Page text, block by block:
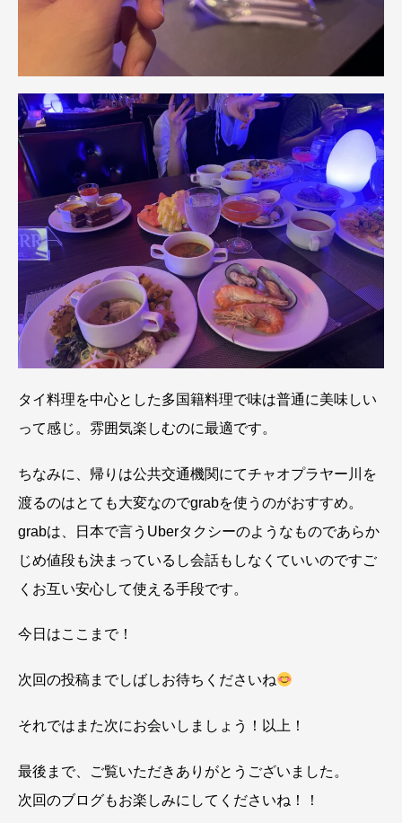
タイ料理を中心とした多国籍料理で味は普通に美味しい
って感じ。雰囲気楽しむのに最適です。
ちなみに、帰りは公共交通機関にてチャオプラヤー川を
渡るのはとても大変なのでgrabを使うのがおすすめ。
grabは、日本で言うUberタクシーのようなものであらか
じめ値段も決まっているし会話もしなくていいのですご
くお互い安心して使える手段です。
今日はここまで！
次回の投稿までしばしお待ちくださいね
それではまた次にお会いしましょう！以上！
最後まで、ご覧いただきありがとうございました。
次回のブログもお楽しみにしてくださいね！！